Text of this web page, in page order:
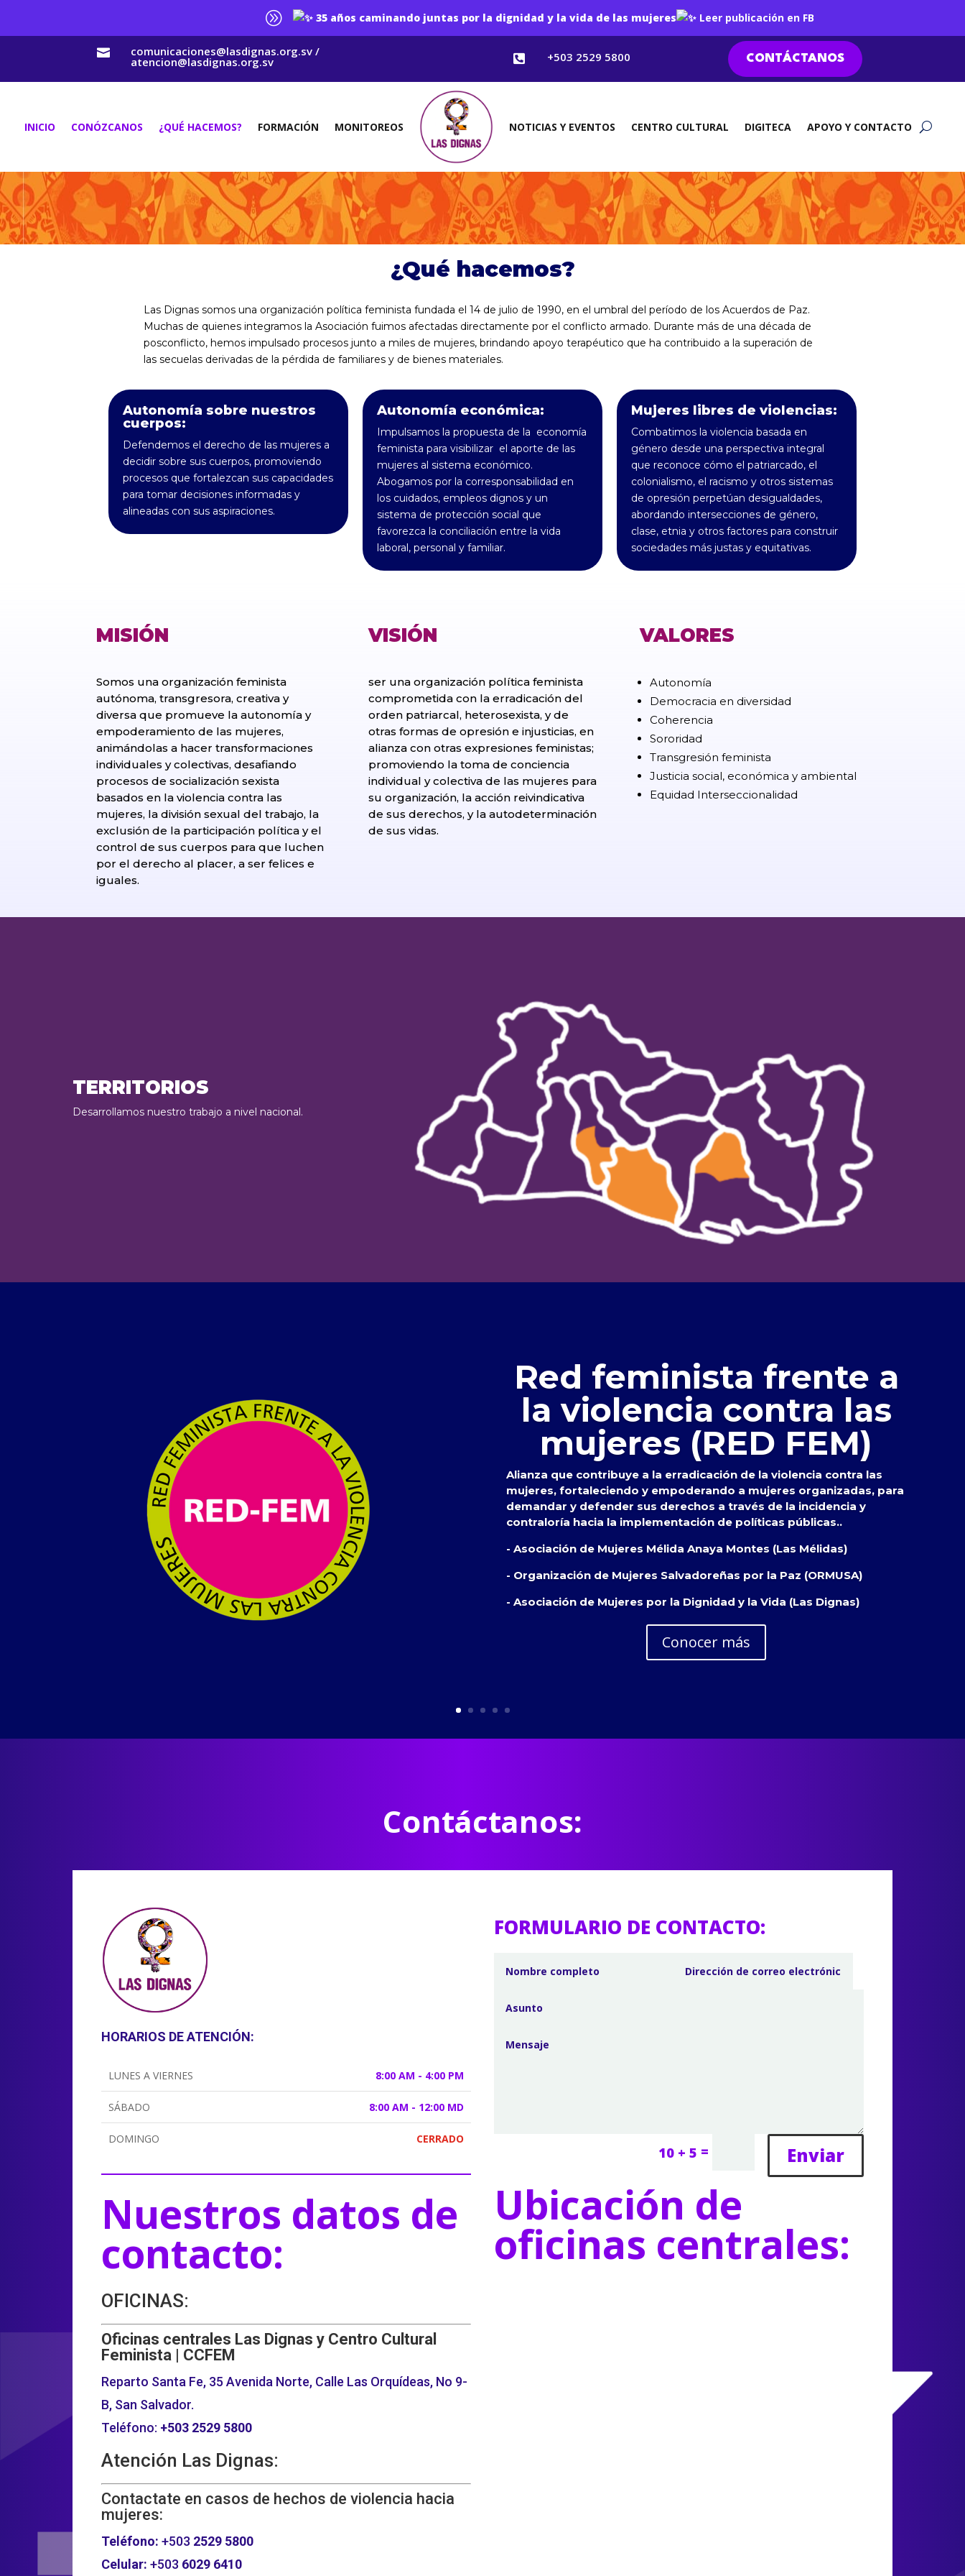
A 35 años caminando juntas por la dignidad y la vida de las mujeres Leer publicación en FB
 comunicaciones@lasdignas.org.sv /
atencion@lasdignas.org.sv  +503 2529 5800 CONTÁCTANOS
INICIO CONÓZCANOS ¿QUÉ HACEMOS? FORMACIÓN MONITOREOS NOTICIAS Y EVENTOS CENTRO CULTURAL DIGITECA APOYO Y CONTACTO
¿Qué hacemos?
Las Dignas somos una organización política feminista fundada el 14 de julio de 1990, en el umbral del período de los Acuerdos de Paz.
Muchas de quienes integramos la Asociación fuimos afectadas directamente por el conflicto armado. Durante más de una década de
posconflicto, hemos impulsado procesos junto a miles de mujeres, brindando apoyo terapéutico que ha contribuido a la superación de
las secuelas derivadas de la pérdida de familiares y de bienes materiales.
Autonomía sobre nuestros
cuerpos:
Defendemos el derecho de las mujeres a
decidir sobre sus cuerpos, promoviendo
procesos que fortalezcan sus capacidades
para tomar decisiones informadas y
alineadas con sus aspiraciones.
Autonomía económica:
Impulsamos la propuesta de la economía
feminista para visibilizar el aporte de las
mujeres al sistema económico.
Abogamos por la corresponsabilidad en
los cuidados, empleos dignos y un
sistema de protección social que
favorezca la conciliación entre la vida
laboral, personal y familiar.
Mujeres libres de violencias:
Combatimos la violencia basada en
género desde una perspectiva integral
que reconoce cómo el patriarcado, el
colonialismo, el racismo y otros sistemas
de opresión perpetúan desigualdades,
abordando intersecciones de género,
clase, etnia y otros factores para construir
sociedades más justas y equitativas.
MISIÓN
Somos una organización feminista
autónoma, transgresora, creativa y
diversa que promueve la autonomía y
empoderamiento de las mujeres,
animándolas a hacer transformaciones
individuales y colectivas, desafiando
procesos de socialización sexista
basados en la violencia contra las
mujeres, la división sexual del trabajo, la
exclusión de la participación política y el
control de sus cuerpos para que luchen
por el derecho al placer, a ser felices e
iguales.
VISIÓN
ser una organización política feminista
comprometida con la erradicación del
orden patriarcal, heterosexista, y de
otras formas de opresión e injusticias, en
alianza con otras expresiones feministas;
promoviendo la toma de conciencia
individual y colectiva de las mujeres para
su organización, la acción reivindicativa
de sus derechos, y la autodeterminación
de sus vidas.
VALORES
Autonomía
Democracia en diversidad
Coherencia
Sororidad
Transgresión feminista
Justicia social, económica y ambiental
Equidad Interseccionalidad
TERRITORIOS
Desarrollamos nuestro trabajo a nivel nacional.
Red feminista frente a
la violencia contra las
mujeres (RED FEM)
Alianza que contribuye a la erradicación de la violencia contra las
mujeres, fortaleciendo y empoderando a mujeres organizadas, para
demandar y defender sus derechos a través de la incidencia y
contraloría hacia la implementación de políticas públicas..
- Asociación de Mujeres Mélida Anaya Montes (Las Mélidas)
- Organización de Mujeres Salvadoreñas por la Paz (ORMUSA)
- Asociación de Mujeres por la Dignidad y la Vida (Las Dignas)
Conocer más
Contáctanos:
HORARIOS DE ATENCIÓN:
LUNES A VIERNES 8:00 AM - 4:00 PM
SÁBADO 8:00 AM - 12:00 MD
DOMINGO CERRADO
Nuestros datos de
contacto:
OFICINAS:
Oficinas centrales Las Dignas y Centro Cultural
Feminista | CCFEM
Reparto Santa Fe, 35 Avenida Norte, Calle Las Orquídeas, No 9-
B, San Salvador.
Teléfono: +503 2529 5800
Atención Las Dignas:
Contactate en casos de hechos de violencia hacia
mujeres:
Teléfono: +503 2529 5800
Celular: +503 6029 6410
FORMULARIO DE CONTACTO:
10 + 5 = Enviar
Ubicación de
oficinas centrales: